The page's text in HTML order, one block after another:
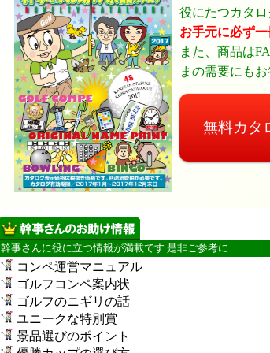
役にたつカタ
お手元に必ず
また、商品は
まの需要にも
無料カタ
幹事さんに役に立つ情報が満載です 是非ご参考に
コンペ運営マニュアル
ゴルフコンペ案内状
ゴルフのニギリの話
ユニークな特別賞
景品選びのポイント